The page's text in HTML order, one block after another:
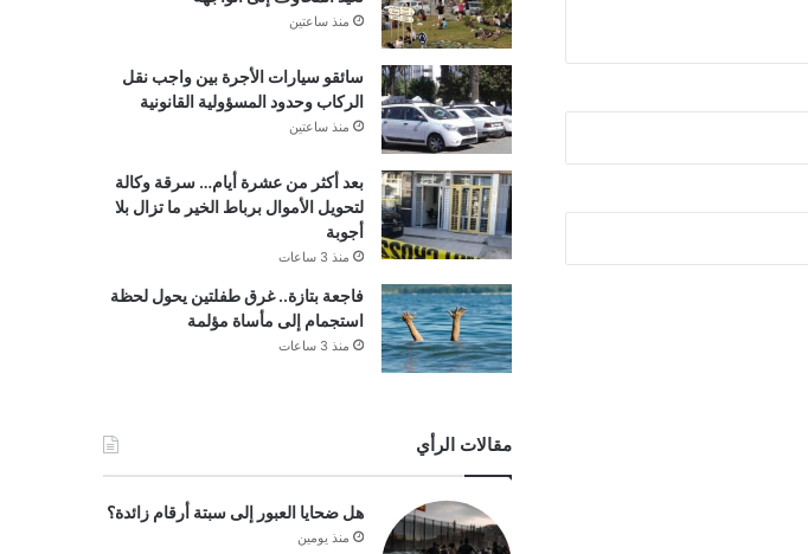
منذ ساعتين
سائقو سيارات الأجرة بين واجب نقل
الركاب وحدود المسؤولية القانونية
منذ ساعتين
بعد أكثر من عشرة أيام… سرقة وكالة
لتحويل الأموال برباط الخير ما تزال بلا
أجوبة
منذ 3 ساعات
فاجعة بتازة.. غرق طفلتين يحول لحظة
استجمام إلى مأساة مؤلمة
منذ 3 ساعات
مقالات الرأي
هل ضحايا العبور إلى سبتة أرقام زائدة؟
منذ يومين